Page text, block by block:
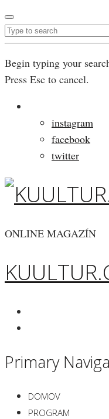
Begin typing your
Press Esc to cancel.
instagram
facebook
twitter
ONLINE MAGAZÍN
Primary
DOMOV
PROGRAM